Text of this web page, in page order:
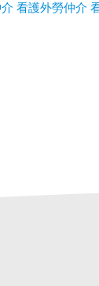
看護外勞仲介